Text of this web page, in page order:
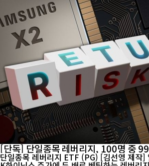
[단독] 단일종목 레버리지, 100명 중 99
단일종목 레버리지 ETF (PG) [김선영 제작]